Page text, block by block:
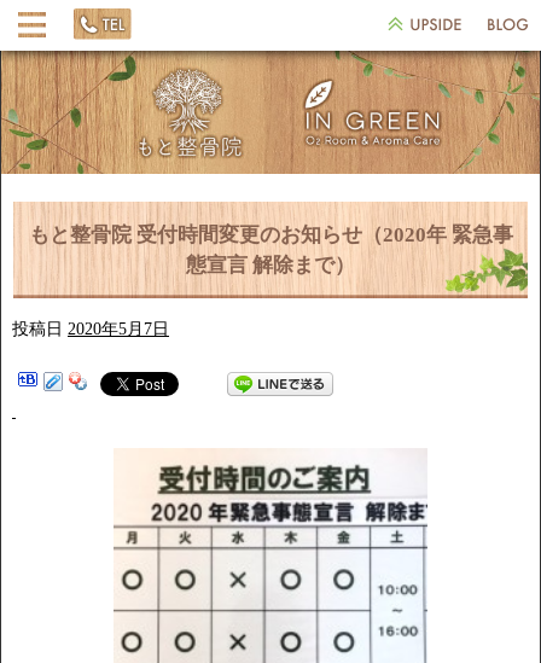
もと整骨院 受付時間変更のお知らせ（2020年 緊急事
態宣言 解除まで）
投稿日 2020年5月7日